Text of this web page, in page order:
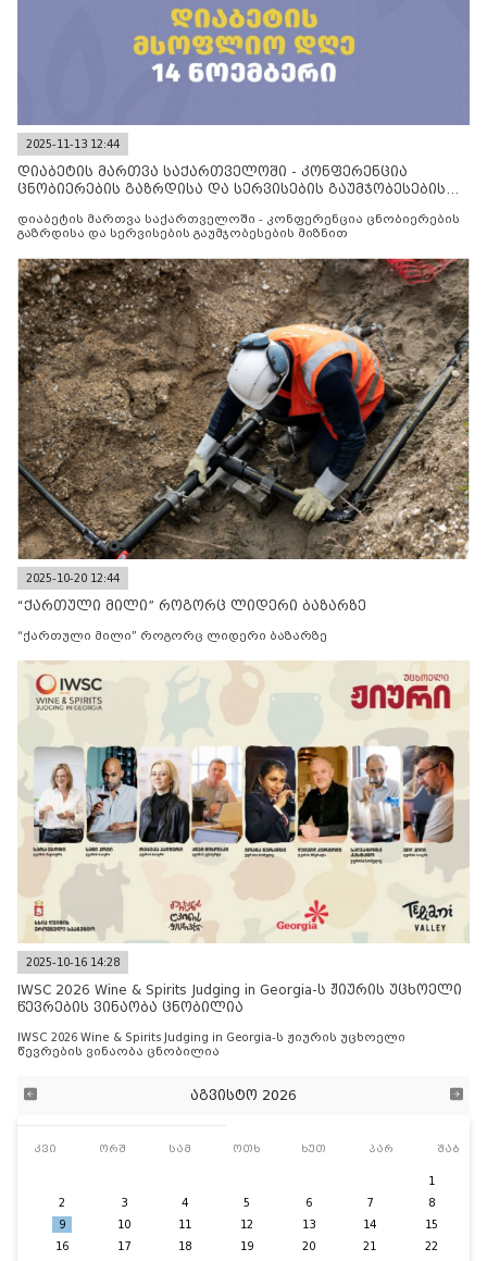
2025-11-13 12:44
დიაბეტის მართვა საქართველოში - კონფერენცია
ცნობიერების გაზრდისა და სერვისების გაუმჯობესების
დიაბეტის მართვა საქართველოში - კონფერენცია ცნობიერების
გაზრდისა და სერვისების გაუმჯობესების მიზნით
2025-10-20 12:44
“ქართული მილი” როგორც ლიდერი ბაზარზე
“ქართული მილი” როგორც ლიდერი ბაზარზე
2025-10-16 14:28
IWSC 2026 Wine & Spirits Judging in Georgia-ს ჟიურის უცხოელი
წევრების ვინაობა ცნობილია
IWSC 2026 Wine & Spirits Judging in Georgia-ს ჟიურის უცხოელი
წევრების ვინაობა ცნობილია
აგვისტო 2026
კვი ორშ სამ ოთხ ხუთ პარ შაბ
1
2
3 4 5 6 7
8
9
10 11 12 13 14
15
16
17 18 19 20 21
22